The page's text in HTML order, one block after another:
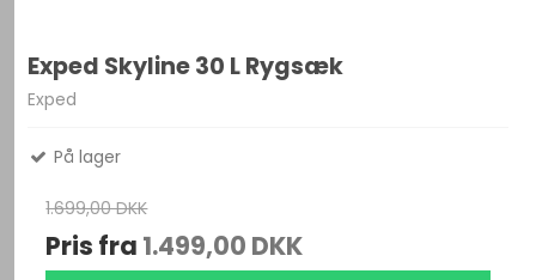
Exped Skyline 30 L Rygsæk
Exped
På lager
1.699,00 DKK
Pris fra 1.499,00 DKK